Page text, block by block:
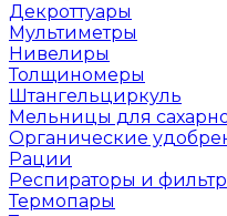
Декроттуары
Мультиметры
Нивелиры
Толщиномеры
Штангельциркуль
Мельницы для
Органические
Рации
Респираторы и
Термопары